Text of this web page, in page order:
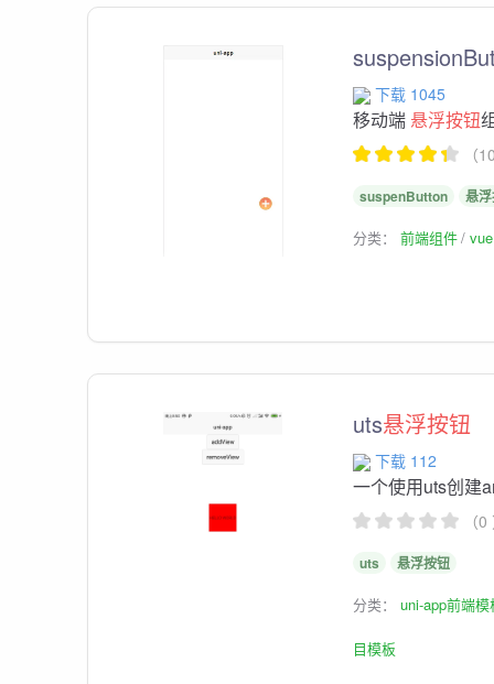
下载 1045
移动端 悬浮按钮
（
suspenButton 悬
分类：前端组件
uts悬浮按钮
下载 112
一个使用uts创建
（
uts 悬浮按钮
分类：uni-app前端模
目模板